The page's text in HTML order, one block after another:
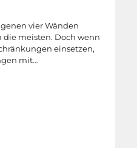
vier Wänden
die meisten. Doch wenn
einsetzen,
mit…